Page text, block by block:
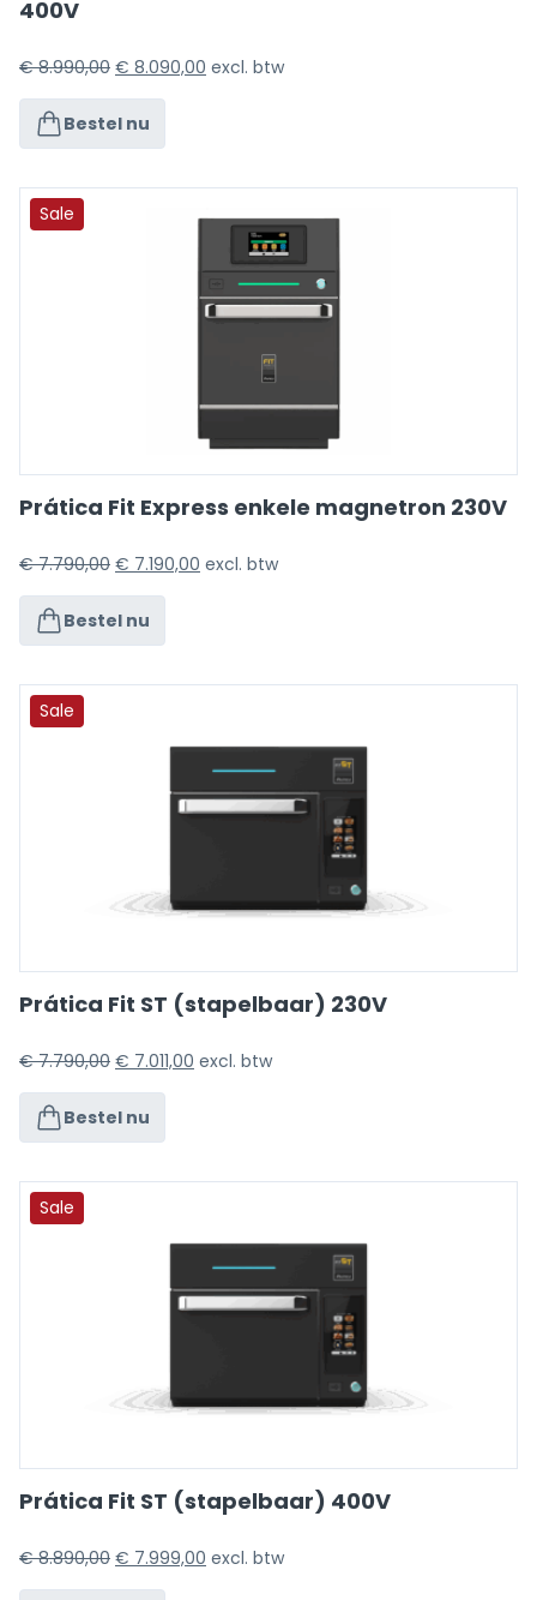
400V
€8.990,00 € 8.090,00 excl. btw
Bestel nu
Sale
Prática Fit Express enkele magnetron 230V
€7.790,00 € 7.190,00 excl. btw
Bestel nu
Sale
Prática Fit ST (stapelbaar) 230V
€7.790,00 € 7.011,00 excl. btw
Bestel nu
Sale
Prática Fit ST (stapelbaar) 400V
€8.890,00 € 7.999,00 excl. btw